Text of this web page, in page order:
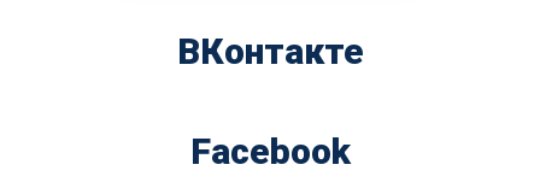
ВКонтакте
Facebook